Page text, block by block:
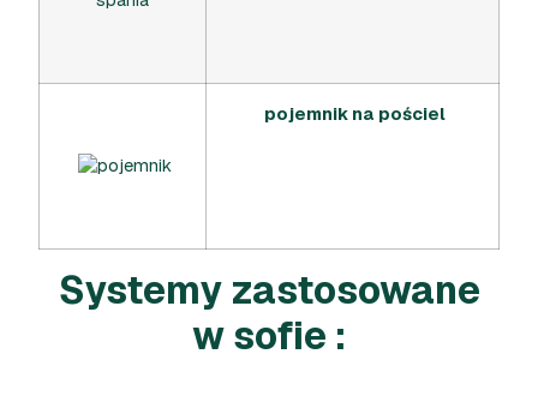
pojemnik na pościel
Systemy zastosowane
w sofie :